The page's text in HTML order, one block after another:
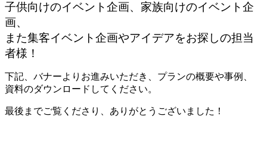
子供向けのイベント企画、家族向けのイベント企
画、
また集客イベント企画やアイデアをお探しの担当
者様！
下記、バナーよりお進みいただき、プランの概要や事例、
資料のダウンロードしてください。
最後までご覧くださり、ありがとうございました！